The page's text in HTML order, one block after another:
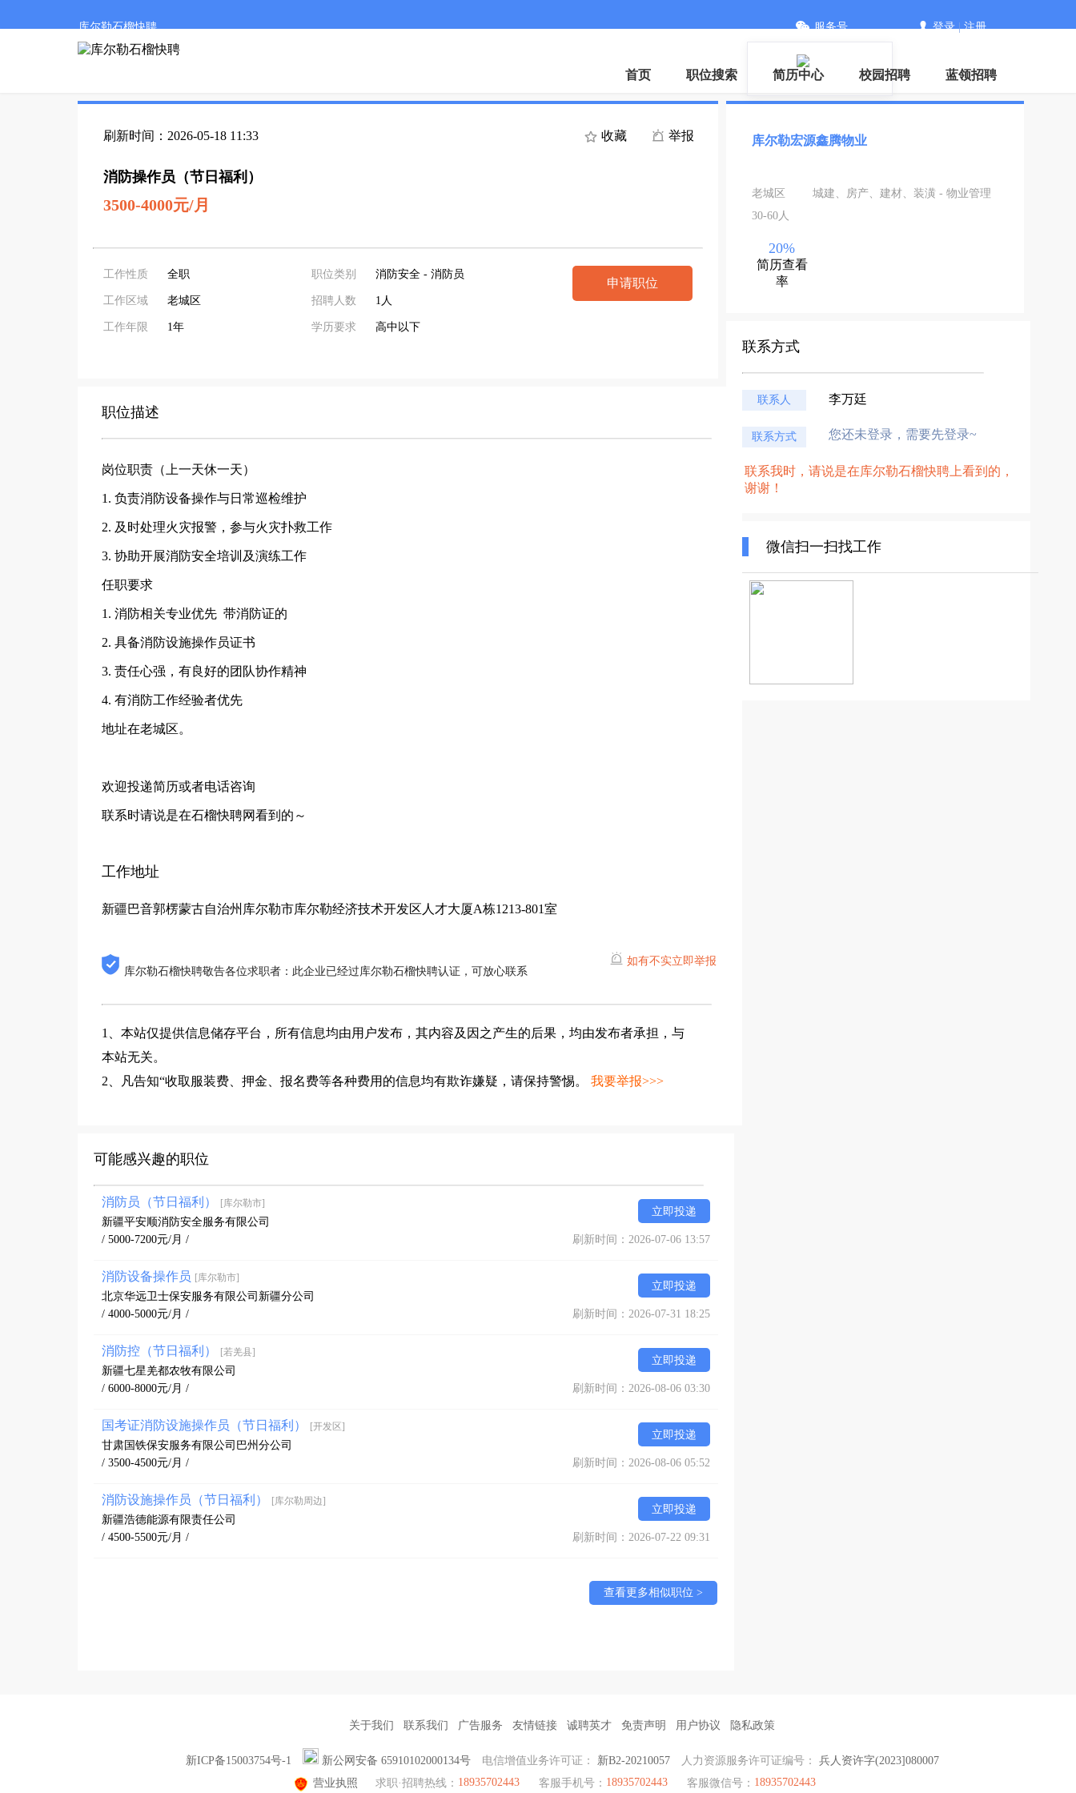
库尔勒石榴快聘 服务号 登录|注册
首页 职位搜索 简历中心 校园招聘 蓝领招聘
刷新时间：2026-05-18 11:33 收藏 举报
消防操作员（节日福利）
3500-4000元/月
工作性质 全职
工作区域 老城区
工作年限 1年
职位类别 消防安全 - 消防员
招聘人数 1人
学历要求 高中以下
申请职位
职位描述
岗位职责（上一天休一天）
1. 负责消防设备操作与日常巡检维护
2. 及时处理火灾报警，参与火灾扑救工作
3. 协助开展消防安全培训及演练工作
任职要求
1. 消防相关专业优先 带消防证的
2. 具备消防设施操作员证书
3. 责任心强，有良好的团队协作精神
4. 有消防工作经验者优先
地址在老城区。
欢迎投递简历或者电话咨询
联系时请说是在石榴快聘网看到的～
工作地址
新疆巴音郭楞蒙古自治州库尔勒市库尔勒经济技术开发区人才大厦A栋1213-801室
库尔勒石榴快聘敬告各位求职者：此企业已经过库尔勒石榴快聘认证，可放心联系
如有不实立即举报
1、本站仅提供信息储存平台，所有信息均由用户发布，其内容及因之产生的后果，均由发布者承担，与
本站无关。
2、凡告知“收取服装费、押金、报名费等各种费用的信息均有欺诈嫌疑，请保持警惕。 我要举报>>>
可能感兴趣的职位
消防员（节日福利） [库尔勒市]
立即投递
新疆平安顺消防安全服务有限公司
/ 5000-7200元/月 /
刷新时间：2026-07-06 13:57
消防设备操作员 [库尔勒市]
立即投递
北京华远卫士保安服务有限公司新疆分公司
/ 4000-5000元/月 /
刷新时间：2026-07-31 18:25
消防控（节日福利） [若羌县]
立即投递
新疆七星羌都农牧有限公司
/ 6000-8000元/月 /
刷新时间：2026-08-06 03:30
国考证消防设施操作员（节日福利） [开发区]
立即投递
甘肃国铁保安服务有限公司巴州分公司
/ 3500-4500元/月 /
刷新时间：2026-08-06 05:52
消防设施操作员（节日福利） [库尔勒周边]
立即投递
新疆浩德能源有限责任公司
/ 4500-5500元/月 /
刷新时间：2026-07-22 09:31
查看更多相似职位 >
库尔勒宏源鑫腾物业
老城区
城建、房产、建材、装潢 - 物业管理
30-60人
20%
简历查看
率
联系方式
联系人 李万廷
联系方式 您还未登录，需要先登录~
联系我时，请说是在库尔勒石榴快聘上看到的，
谢谢！
微信扫一扫找工作
关于我们 联系我们 广告服务 友情链接 诚聘英才 免责声明 用户协议 隐私政策
新ICP备15003754号-1 新公网安备 65910102000134号 电信增值业务许可证： 新B2-20210057 人力资源服务许可证编号： 兵人资许字(2023]080007
营业执照
求职·招聘热线： 18935702443 客服手机号： 18935702443 客服微信号： 18935702443